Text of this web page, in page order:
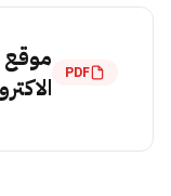
PDF
موقع